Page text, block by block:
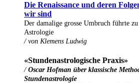
Die Renaissance und deren
wir sind
Der damalige grosse Umbruch führte
Astrologie
/ von Klemens Ludwig
«Stundenastrologische Praxis»
/ Oscar Hofman über klassische
Stundenastrologie